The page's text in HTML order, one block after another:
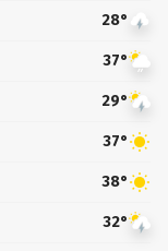
28°
37°
29°
37°
38°
32°